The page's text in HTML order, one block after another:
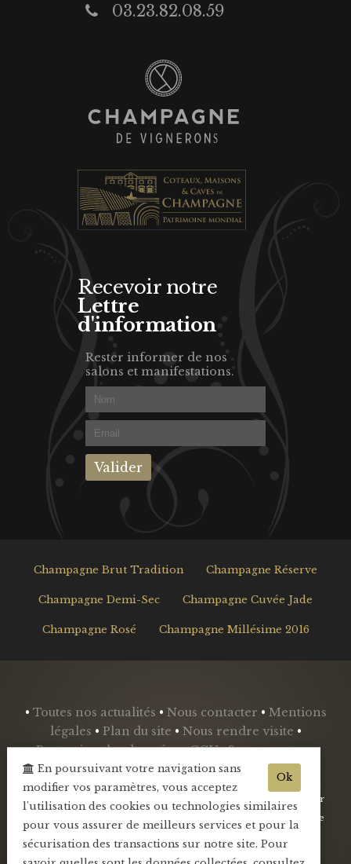
03.23.82.08.59
Recevoir notre
Lettre
d'information
Rester informer de nos
salons et manifestations.
Champagne Brut Tradition Champagne Réserve
Champagne Demi-Sec Champagne Cuvée Jade
Champagne Rosé Champagne Millésime 2016
• Toutes nos actualités • Nous contacter • Mentions
légales • Plan du site • Nous rendre visite •
Protection des données•CGV•Se connecter•
Mini-blog•
- L'abus d'alcool est dangereux pour la santé, sachez consommer
avec modération - La vente d'alcool est interdite aux mineurs de
-18ans -
Ok
En poursuivant votre navigation sans
modifier vos paramètres, vous acceptez
l'utilisation des cookies ou technologies similaires
pour vous assurer de meilleurs services et pour la
sécurisation des transactions sur notre site. Pour